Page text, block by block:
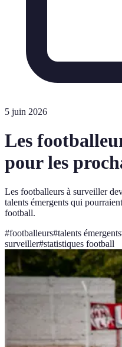
5 juin 2026
Les
pour les
Les footballeurs à surveiller
talents émergents qui
football.
#footballeurs#talents émergents
surveiller#statistiques football